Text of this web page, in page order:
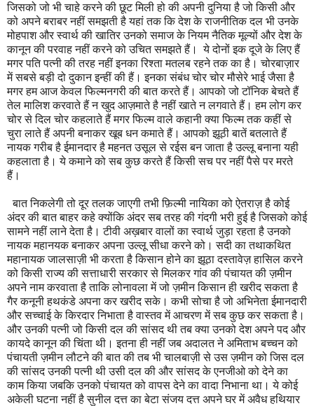
जिसको जो भी चाहे करने की छूट मिली हो की अपनी दुनिया है जो किसी और
को अपने बराबर नहीं समझती है यहां तक कि देश के राजनीतिक दल भी उनके
मोहपाश और स्वार्थ की खातिर उनको समाज के नियम नैतिक मूल्यों और देश के
कानून की परवाह नहीं करने को उचित समझते हैं। ये दोनों इक दूजे के लिए हैं
मगर पति पत्नी की तरह नहीं इनका रिश्ता मतलब रहने तक का है। चोरबाज़ार
में सबसे बड़ी दो दुकान इन्हीं की हैं। इनका संबंध चोर चोर मौसेरे भाई जैसा है
मगर हम आज केवल फिल्मनगरी की बात करते हैं। आपको जो टॉनिक बेचते हैं
तेल मालिश करवाते हैं न खुद आज़माते है नहीं खाते न लगवाते हैं। हम लोग कर
चोर से दिल चोर कहलाते हैं मगर फिल्म वाले कहानी क्या फिल्म तक कहीं से
चुरा लाते हैं अपनी बनाकर खूब धन कमाते हैं। आपको झूठी बातें बतलाते हैं
नायक गरीब है ईमानदार है महनत उसूल से रईस बन जाता है उल्लू बनाना यही
कहलाता है। ये कमाने को सब कुछ करते हैं किसी सच पर नहीं पैसे पर मरते
हैं।
बात निकलेगी तो दूर तलक जाएगी तभी फ़िल्मी नायिका को ऐतराज़ है कोई
अंदर की बात बाहर कहे क्योंकि अंदर सब तरह की गंदगी भरी हुई है जिसको कोई
सामने नहीं लाने देता है। टीवी अख़बार वालों का स्वार्थ जुड़ा रहता है उनको
नायक महानयक बनाकर अपना उल्लू सीधा करने को। सदी का तथाकथित
महानायक जालसाज़ी भी करता है किसान होने का झूठा दस्तावेज़ हासिल करने
को किसी राज्य की सत्ताधारी सरकार से मिलकर गांव की पंचायत की ज़मीन
अपने नाम करवाता है ताकि लोनावला में जो ज़मीन किसान ही खरीद सकता है
गैर कनूनी हथकंडे अपना कर खरीद सके। कभी सोचा है जो अभिनेता ईमानदारी
और सच्चाई के किरदार निभाता है वास्तव में आचरण में सब कुछ कर सकता है।
और उनकी पत्नी जो किसी दल की सांसद थी तब क्या उनको देश अपने पद और
कायदे कानून की चिंता थी। इतना ही नहीं जब अदालत ने अमिताभ बच्चन को
पंचायती ज़मीन लौटने की बात की तब भी चालबाज़ी से उस ज़मीन को जिस दल
की सांसद उनकी पत्नी थी उसी दल की और सांसद के एनजीओ को देने का
काम किया जबकि उनको पंचायत को वापस देने का वादा निभाना था। ये कोई
अकेली घटना नहीं है सुनील दत्त का बेटा संजय दत्त अपने घर में अवैध हथियार